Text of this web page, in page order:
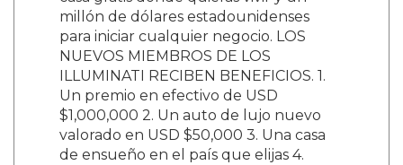
millón de dólares estadounidenses
para iniciar cualquier negocio. LOS
NUEVOS MIEMBROS DE LOS
ILLUMINATI RECIBEN BENEFICIOS. 1.
Un premio en efectivo de USD
$1,000,000 2. Un auto de lujo nuevo
valorado en USD $50,000 3. Una casa
de ensueño en el país que elijas 4.